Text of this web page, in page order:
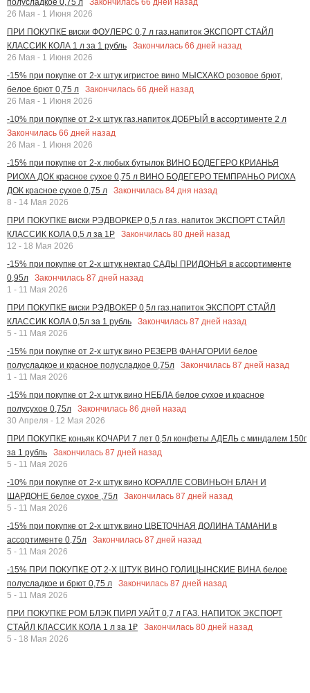
полусладкое 0,75 л
Закончилась 66 дней назад
26 Мая - 1 Июня 2026
ПРИ ПОКУПКЕ виски ФОУЛЕРС 0,7 л газ.напиток ЭКСПОРТ СТАЙЛ
КЛАССИК КОЛА 1 л за 1 рубль
Закончилась 66 дней назад
26 Мая - 1 Июня 2026
-15% при покупке от 2-х штук игристое вино МЫСХАКО розовое брют,
белое брют 0,75 л
Закончилась 66 дней назад
26 Мая - 1 Июня 2026
-10% при покупке от 2-х штук газ.напиток ДОБРЫЙ в ассортименте 2 л
Закончилась 66 дней назад
26 Мая - 1 Июня 2026
-15% при покупке от 2-х любых бутылок ВИНО БОДЕГЕРО КРИАНЬЯ
РИОХА ДОК красное сухое 0,75 л ВИНО БОДЕГЕРО ТЕМПРАНЬО РИОХА
ДОК красное сухое 0,75 л
Закончилась 84 дня назад
8 - 14 Мая 2026
ПРИ ПОКУПКЕ виски РЭДВОРКЕР 0,5 л газ. напиток ЭКСПОРТ СТАЙЛ
КЛАССИК КОЛА 0,5 л за 1Р
Закончилась 80 дней назад
12 - 18 Мая 2026
-15% при покупке от 2-х штук нектар САДЫ ПРИДОНЬЯ в ассортименте
0,95л
Закончилась 87 дней назад
1 - 11 Мая 2026
ПРИ ПОКУПКЕ виски РЭДВОКЕР 0,5л газ.напиток ЭКСПОРТ СТАЙЛ
КЛАССИК КОЛА 0,5л за 1 рубль
Закончилась 87 дней назад
5 - 11 Мая 2026
-15% при покупке от 2-х штук вино РЕЗЕРВ ФАНАГОРИИ белое
полусладкое и красное полусладкое 0,75л
Закончилась 87 дней назад
1 - 11 Мая 2026
-15% при покупке от 2-х штук вино НЕБЛА белое сухое и красное
полусухое 0,75л
Закончилась 86 дней назад
30 Апреля - 12 Мая 2026
ПРИ ПОКУПКЕ коньяк КОЧАРИ 7 лет 0,5л конфеты АДЕЛЬ с миндалем 150г
за 1 рубль
Закончилась 87 дней назад
5 - 11 Мая 2026
-10% при покупке от 2-х штук вино КОРАЛЛЕ СОВИНЬОН БЛАН И
ШАРДОНЕ белое сухое ,75л
Закончилась 87 дней назад
5 - 11 Мая 2026
-15% при покупке от 2-х штук вино ЦВЕТОЧНАЯ ДОЛИНА ТАМАНИ в
ассортименте 0,75л
Закончилась 87 дней назад
5 - 11 Мая 2026
-15% ПРИ ПОКУПКЕ ОТ 2-Х ШТУК ВИНО ГОЛИЦЫНСКИЕ ВИНА белое
полусладкое и брют 0,75 л
Закончилась 87 дней назад
5 - 11 Мая 2026
ПРИ ПОКУПКЕ РОМ БЛЭК ПИРЛ УАЙТ 0,7 л ГАЗ. НАПИТОК ЭКСПОРТ
СТАЙЛ КЛАССИК КОЛА 1 л за 1₽
Закончилась 80 дней назад
5 - 18 Мая 2026